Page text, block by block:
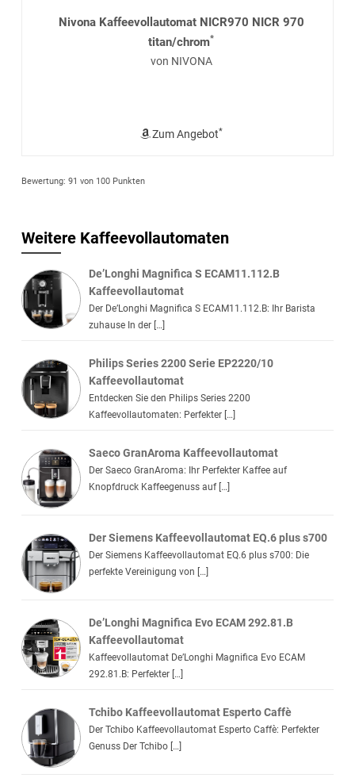
Nivona Kaffeevollautomat NICR970 NICR 970
titan/chrom*
von NIVONA
Zum Angebot*
Bewertung: 91 von 100 Punkten
Weitere Kaffeevollautomaten
De’Longhi Magnifica S ECAM11.112.B
Kaffeevollautomat
Der De’Longhi Magnifica S ECAM11.112.B: Ihr Barista
zuhause In der […]
Philips Series 2200 Serie EP2220/10
Kaffeevollautomat
Entdecken Sie den Philips Series 2200
Kaffeevollautomaten: Perfekter […]
Saeco GranAroma Kaffeevollautomat
Der Saeco GranAroma: Ihr Perfekter Kaffee auf
Knopfdruck Kaffeegenuss auf […]
Der Siemens Kaffeevollautomat EQ.6 plus s700
Der Siemens Kaffeevollautomat EQ.6 plus s700: Die
perfekte Vereinigung von […]
De’Longhi Magnifica Evo ECAM 292.81.B
Kaffeevollautomat
Kaffeevollautomat De’Longhi Magnifica Evo ECAM
292.81.B: Perfekter […]
Tchibo Kaffeevollautomat Esperto Caffè
Der Tchibo Kaffeevollautomat Esperto Caffè: Perfekter
Genuss Der Tchibo […]